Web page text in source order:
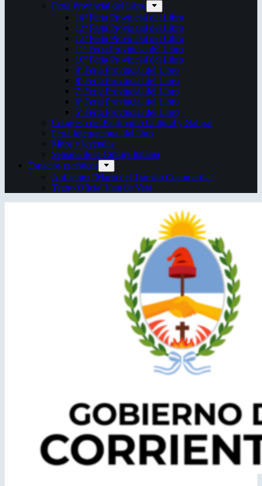
Feria Provincial del Libro
14ª Feria Provincial del Libro
13ª Feria Provincial del Libro
12ª Feria Provincial del Libro
11ª Feria Provincial del Libro
10ª Feria Provincial del Libro
9ª Feria Provincial del Libro
8ª Feria Provincial del Libro
7ª Feria Provincial del Libro
6ª Feria Provincial del Libro
5ª Feria Provincial del Libro
Congreso del Patrimonio Cultural y Natural
Feria Internacional del libro
Mitos y leyendas
Semana de la Cultura Italiana
Espacios escénicos
Anfiteatro “Mario del Tránsito Cocomarola”
Teatro Oficial Juan de Vera